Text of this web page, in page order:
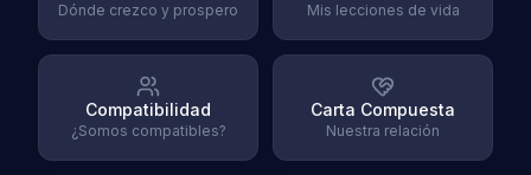
Dónde crezco y prospero Mis lecciones de vida
Compatibilidad
¿Somos compatibles?
Carta Compuesta
Nuestra relación